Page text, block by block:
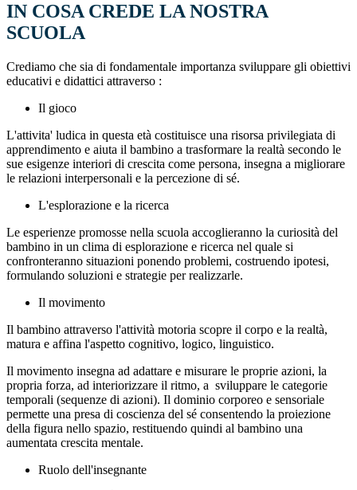
IN COSA CREDE LA NOSTRA
SCUOLA
Crediamo che sia di fondamentale importanza sviluppare gli obiettivi
educativi e didattici attraverso :
Il gioco
L'attivita' ludica in questa età costituisce una risorsa privilegiata di
apprendimento e aiuta il bambino a trasformare la realtà secondo le
sue esigenze interiori di crescita come persona, insegna a migliorare
le relazioni interpersonali e la percezione di sé.
L'esplorazione e la ricerca
Le esperienze promosse nella scuola accoglieranno la curiosità del
bambino in un clima di esplorazione e ricerca nel quale si
confronteranno situazioni ponendo problemi, costruendo ipotesi,
formulando soluzioni e strategie per realizzarle.
Il movimento
Il bambino attraverso l'attività motoria scopre il corpo e la realtà,
matura e affina l'aspetto cognitivo, logico, linguistico.
Il movimento insegna ad adattare e misurare le proprie azioni, la
propria forza, ad interiorizzare il ritmo, a sviluppare le categorie
temporali (sequenze di azioni). Il dominio corporeo e sensoriale
permette una presa di coscienza del sé consentendo la proiezione
della figura nello spazio, restituendo quindi al bambino una
aumentata crescita mentale.
Ruolo dell'insegnante